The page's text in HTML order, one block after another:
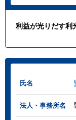
利益が光りだす利
氏名
法人・事務所名